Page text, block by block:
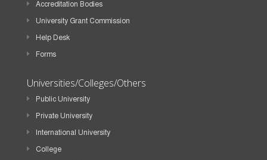
Accreditation Bodies
University Grant Commission
Help Desk
Forms
Universities/Colleges/Others
Public University
Private University
International University
College